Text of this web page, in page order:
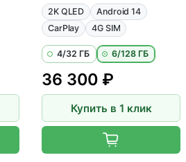
2K QLED
Android 14
CarPlay
4G SIM
4/32 ГБ 6/128 ГБ
36 300 ₽
Купить в 1 клик